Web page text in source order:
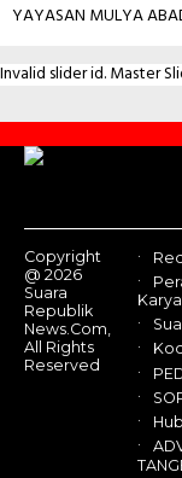
YAYASAN MULYA
Invalid slider id. Master
Contact
Us
Copyright
@ 2026
Suara
Republik
News.Com,
All Rights
Reserved